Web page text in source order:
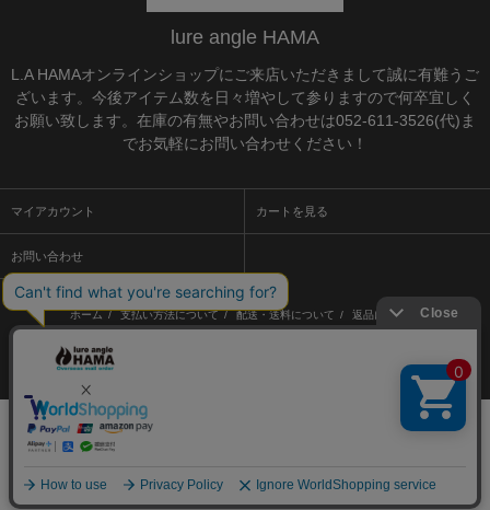
lure angle HAMA
L.A HAMAオンラインショップにご来店いただきまして誠に有難うご
ざいます。今後アイテム数を日々増やして参りますので何卒宜しく
お願い致します。在庫の有無やお問い合わせは052-611-3526(代)ま
でお気軽にお問い合わせください！
マイアカウント カートを見る
お問い合わせ
ホーム / 支払い方法について / 配送・送料について / 返品について
/
カラーミーショップCopyright (C) 2005-2026 All Rights Reserved.